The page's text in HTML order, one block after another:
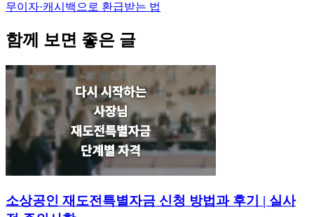
무이자·캐시백으로 환급받는 법
함께 보면 좋은 글
소상공인 재도전특별자금 신청 방법과 후기 | 실사